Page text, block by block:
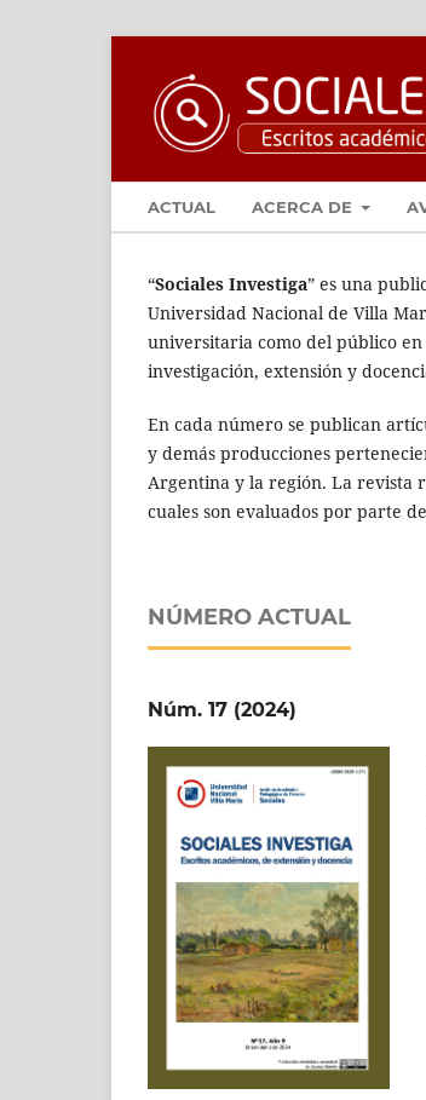
ACTUAL ACERCA DE
“Sociales Investiga” es una
Universidad Nacional de Villa
universitaria como del público en
investigación, extensión y
En cada número se publican
y demás producciones
Argentina y la región. La revista
cuales son evaluados por parte
NÚMERO ACTUAL
Núm. 17 (2024)